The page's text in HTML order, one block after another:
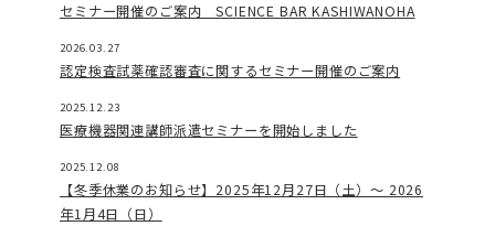
セミナー開催のご案内 SCIENCE BAR KASHIWANOHA
2026.03.27
認定検査試薬確認審査に関するセミナー開催のご案内
2025.12.23
医療機器関連講師派遣セミナーを開始しました
2025.12.08
【冬季休業のお知らせ】2025年12月27日（土）～ 2026
年1月4日（日）